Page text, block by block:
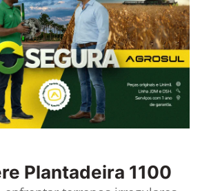
Plantadeira 1100